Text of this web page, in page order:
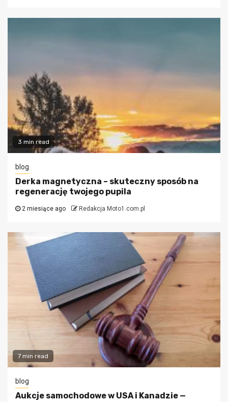
3 min read
blog
Derka magnetyczna – skuteczny sposób na
regenerację twojego pupila
2 miesiące ago Redakcja Moto1.com.pl
7 min read
blog
Aukcje samochodowe w USA i Kanadzie —